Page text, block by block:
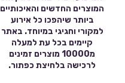
המוצרים החדשים והאיכותיים
ביותר שיהפכו כל אירוע
למקורי וחגיגי במיוחד. באתר
קיימים בכל עת למעלה
מ10000 מוצרים זמינים
לרכישה בלחיצת כפתור.